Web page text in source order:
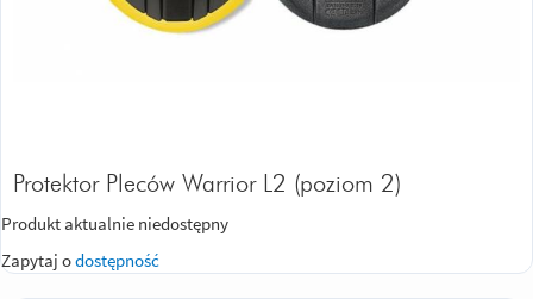
Protektor Pleców Warrior L2 (poziom 2)
Produkt aktualnie niedostępny
Zapytaj odostępność